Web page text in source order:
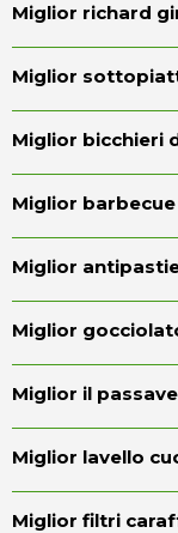
Miglior richard
Miglior
Miglior bicchieri
Miglior
Miglior
Miglior
Miglior il
Miglior lavello
Miglior filtri